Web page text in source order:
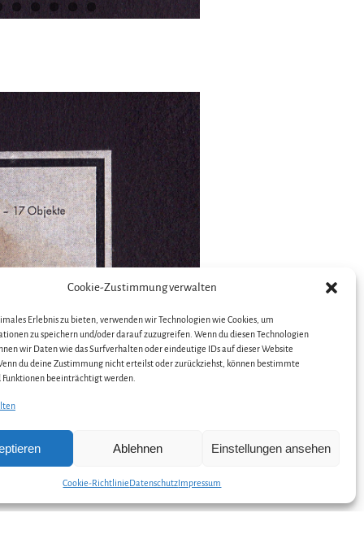
Cookie-Zustimmung verwalten
Erlebnis zu bieten, verwenden wir Technologien wie Cookies, um
zu speichern und/oder darauf zuzugreifen. Wenn du diesen Technologien
wir Daten wie das Surfverhalten oder eindeutige IDs auf dieser Website
du deine Zustimmung nicht erteilst oder zurückziehst, können bestimmte
beeinträchtigt werden.
Ablehnen Einstellungen ansehen
Cookie-RichtlinieDatenschutzImpressum